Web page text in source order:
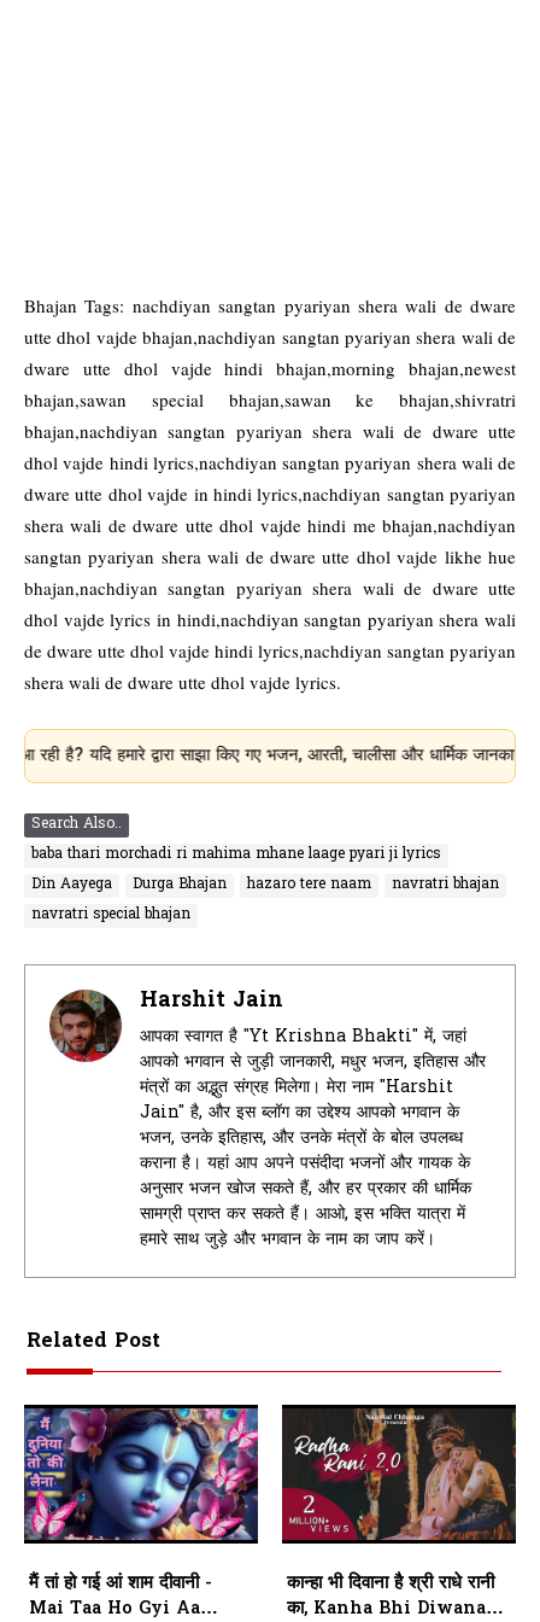
Bhajan Tags: nachdiyan sangtan pyariyan shera wali de dware
utte dhol vajde bhajan,nachdiyan sangtan pyariyan shera wali de
dware utte dhol vajde hindi bhajan,morning bhajan,newest
bhajan,sawan special bhajan,sawan ke bhajan,shivratri
bhajan,nachdiyan sangtan pyariyan shera wali de dware utte
dhol vajde hindi lyrics,nachdiyan sangtan pyariyan shera wali de
dware utte dhol vajde in hindi lyrics,nachdiyan sangtan pyariyan
shera wali de dware utte dhol vajde hindi me bhajan,nachdiyan
sangtan pyariyan shera wali de dware utte dhol vajde likhe hue
bhajan,nachdiyan sangtan pyariyan shera wali de dware utte
dhol vajde lyrics in hindi,nachdiyan sangtan pyariyan shera wali
de dware utte dhol vajde hindi lyrics,nachdiyan sangtan pyariyan
shera wali de dware utte dhol vajde lyrics.
यदि हमारे द्वारा साझा किए गए भजन, आरती, चालीसा और धार्मिक जानकारी
Search Also..
baba thari morchadi ri mahima mhane laage pyari ji lyrics
Din Aayega
Durga Bhajan hazaro tere naam
navratri bhajan
navratri special bhajan
Harshit Jain
आपका स्वागत है "Yt Krishna Bhakti" में, जहां
आपको भगवान से जुड़ी जानकारी, मधुर भजन, इतिहास और
मंत्रों का अद्भुत संग्रह मिलेगा। मेरा नाम "Harshit
Jain" है, और इस ब्लॉग का उद्देश्य आपको भगवान के
भजन, उनके इतिहास, और उनके मंत्रों के बोल उपलब्ध
कराना है। यहां आप अपने पसंदीदा भजनों और गायक के
अनुसार भजन खोज सकते हैं, और हर प्रकार की धार्मिक
सामग्री प्राप्त कर सकते हैं। आओ, इस भक्ति यात्रा में
हमारे साथ जुड़े और भगवान के नाम का जाप करें।
Related Post
मैं तां हो गई आं शाम दीवानी -
Mai Taa Ho Gyi Aa
कान्हा भी दिवाना है श्री राधे रानी
का, Kanha Bhi Diwana